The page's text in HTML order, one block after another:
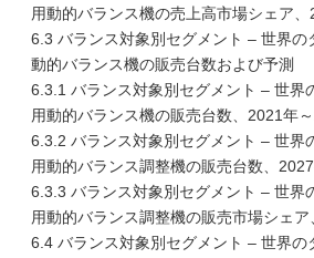
用動的バランス機の売上高市場シェア
6.3 バランス対象別セグメント – 世界の
動的バランス機の販売台数および予測
6.3.1 バランス対象別セグメント – 世界
用動的バランス機の販売台数、2021年
6.3.2 バランス対象別セグメント – 世界
用動的バランス調整機の販売台数、
6.3.3 バランス対象別セグメント – 世界
用動的バランス調整機の販売市場シェ
6.4 バランス対象別セグメント – 世界の